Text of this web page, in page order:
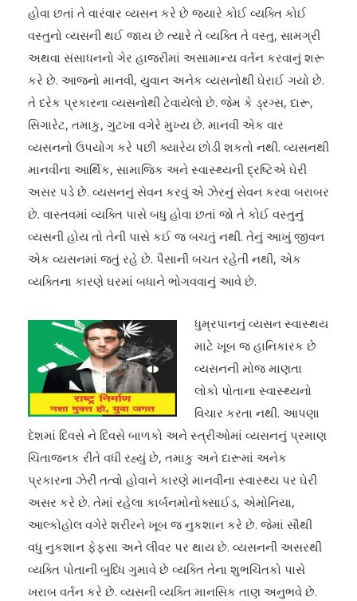
હોવા છતાં તે વારંવાર વ્યસન કરે છે જ્યારે કોઈ વ્યક્તિ કોઈ
વસ્તુનો વ્યસની થઈ જાય છે ત્યારે તે વ્યક્તિ તે વસ્તુ, સામગ્રી
અથવા સંસાધનનો ગેર હાજરીમાં અસામાન્ય વર્તન કરવાનું શરૂ
કરે છે. આજનો માનવી, યુવાન અનેક વ્યસનોથી ઘેરાઈ ગયો છે.
તે દરેક પ્રકારના વ્યસનોથી ટેવાયેલો છે. જેમ કે ડ્રગ્સ, દારૂ,
સિગારેટ, તમાકુ, ગુટખા વગેરે મુખ્ય છે. માનવી એક વાર
વ્યસનનો ઉપયોગ કરે પછી ક્યારેય છોડી શકતો નથી. વ્યસનથી
માનવીના આર્થિક, સામાજિક અને સ્વાસ્થ્યની દ્રષ્ટિએ ઘેરી
અસર પડે છે. વ્યસનનું સેવન કરવું એ ઝેરનું સેવન કરવા બરાબર
છે. વાસ્તવમાં વ્યક્તિ પાસે બધુ હોવા છતાં જો તે કોઈ વસ્તુનું
વ્યસની હોય તો તેની પાસે કઈ જ બચતું નથી. તેનું આખું જીવન
એક વ્યસનમાં જતું રહે છે. પૈસાની બચત રહેતી નથી, એક
વ્યક્તિના કારણે ઘરમાં બધાને ભોગવવાનું આવે છે.
ધુમ્રપાનનું વ્યસન સ્વાસ્થય
માટે ખૂબ જ હાનિકારક છે
વ્યસનની મોજ માણતા
લોકો પોતાના સ્વાસ્થ્યનો
વિચાર કરતા નથી. આપણા
દેશમાં દિવસે ને દિવસે બાળકો અને સ્ત્રીઓમાં વ્યસનનું પ્રમાણ
ચિંતાજનક રીતે વધી રહ્યું છે, તમાકુ અને દારૂમાં અનેક
પ્રકારના ઝેરી તત્વો હોવાને કારણે માનવીના સ્વાસ્થ્ય પર ઘેરી
અસર કરે છે. તેમાં રહેલા કાર્બનમોનોક્સાઈડ, એમોનિયા,
આલ્કોહોલ વગેરે શરીરને ખૂબ જ નુકશાન કરે છે. જેમાં સૌથી
વધુ નુકશાન ફેફસા અને લીવર પર થાય છે. વ્યસનની અસરથી
વ્યક્તિ પોતાની બુધ્ધિ ગુમાવે છે વ્યક્તિ તેના શુભચિંતકો પાસે
ખરાબ વર્તન કરે છે. વ્યસની વ્યક્તિ માનસિક તાણ અનુભવે છે.